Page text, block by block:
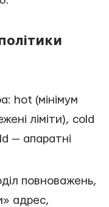
hot (мінімум
ліміти), cold
— апаратні
повноважень,
адрес,